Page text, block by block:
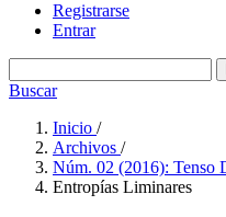
Registrarse
Entrar
Buscar
Inicio /
Archivos /
Núm. 02 (2016): Tenso
Entropías Liminares